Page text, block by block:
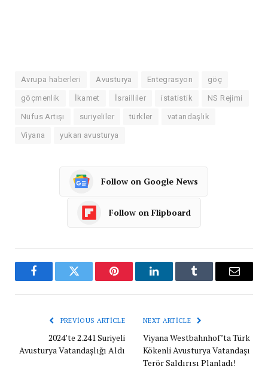
Avrupa haberleri Avusturya Entegrasyon göç
göçmenlik İkamet İsrailliler istatistik NS Rejimi
Nüfus Artışı suriyeliler türkler vatandaşlık
Viyana yukarı avusturya
Follow on Google News
Follow on Flipboard
FacebookTwitter Pinterest LinkedInTumblr Email
PREVIOUS ARTICLE
2024’te 2.241 Suriyeli
Avusturya Vatandaşlığı Aldı
NEXT ARTICLE
Viyana Westbahnhof’ta Türk
Kökenli Avusturya Vatandaşı
Terör Saldırısı Planladı!